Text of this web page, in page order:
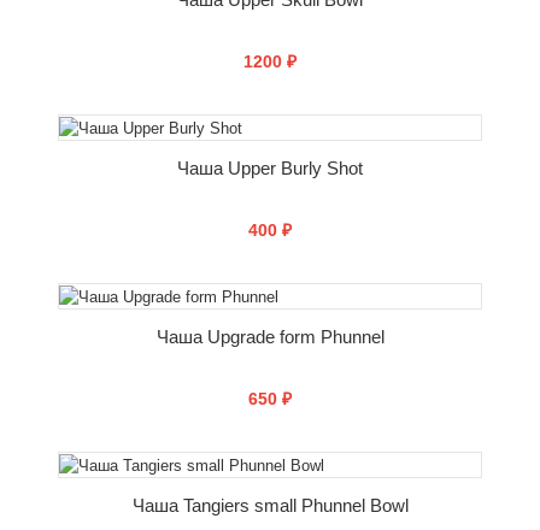
1200 ₽
СООБЩИТЬ О ПОСТУПЛЕНИИ
Чаша Upper Burly Shot
400 ₽
СООБЩИТЬ О ПОСТУПЛЕНИИ
Чаша Upgrade form Phunnel
650 ₽
СООБЩИТЬ О ПОСТУПЛЕНИИ
Чаша Tangiers small Phunnel Bowl